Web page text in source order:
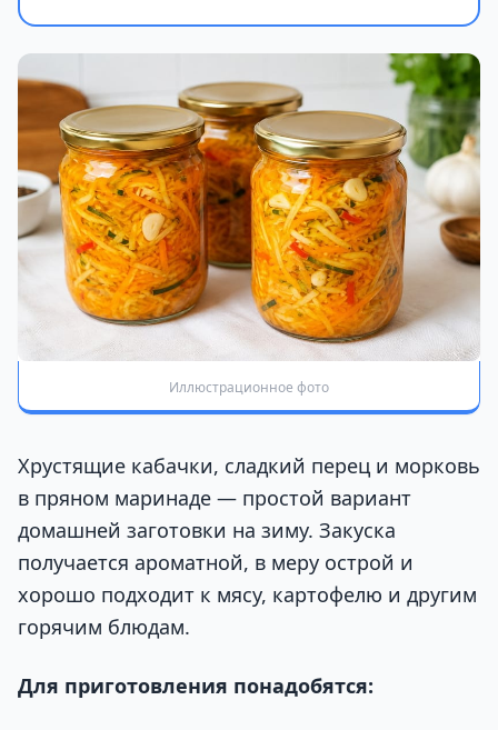
Иллюстрационное фото
Хрустящие кабачки, сладкий перец и морковь
в пряном маринаде — простой вариант
домашней заготовки на зиму. Закуска
получается ароматной, в меру острой и
хорошо подходит к мясу, картофелю и другим
горячим блюдам.
Для приготовления понадобятся: